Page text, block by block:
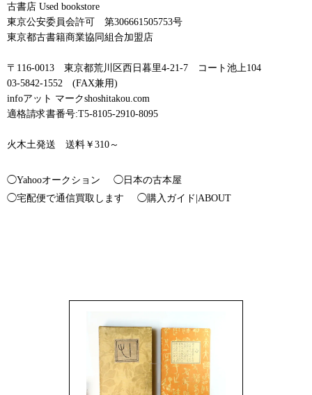
古書店 Used bookstore
東京公安委員会許可 第306661505753号
東京都古書籍商業協同組合加盟店
〒116-0013 東京都荒川区西日暮里4-21-7 コート池上104
03-5842-1552 (FAX兼用)
infoアット マークshoshitakou.com
適格請求書番号:T5-8105-2910-8095
火木土発送 送料￥310～
◯Yahooオークション
◯日本の古本屋
◯宅配便で通信買取します
◯購入ガイド|ABOUT